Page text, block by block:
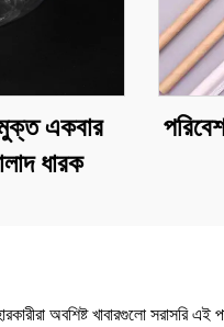
একবার
ধারক
অবশিষ্ট খাবারগুলো সরাসরি এই